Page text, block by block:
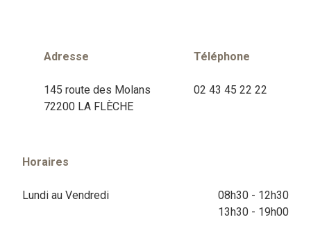
Adresse
145 route des Molans
72200 LA FLÈCHE
Téléphone
02 43 45 22 22
Horaires
Lundi au Vendredi
08h30 - 12h30
13h30 - 19h00